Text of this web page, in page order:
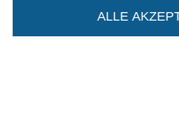
Alle Preise inkl.
Deutsch
ALLE